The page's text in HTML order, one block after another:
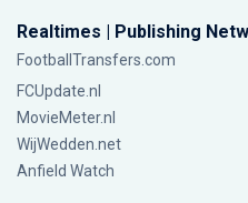
Realtimes | Publishing
FootballTransfers.com
FCUpdate.nl
MovieMeter.nl
WijWedden.net
Anfield Watch